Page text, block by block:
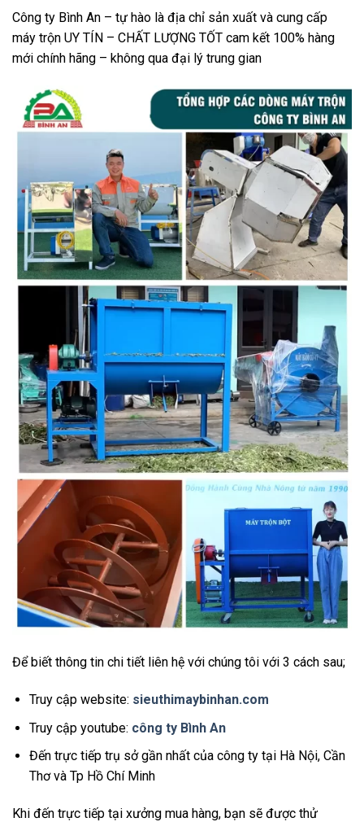
Công ty Bình An – tự hào là địa chỉ sản xuất và cung cấp
máy trộn UY TÍN – CHẤT LƯỢNG TỐT cam kết 100% hàng
mới chính hãng – không qua đại lý trung gian
Để biết thông tin chi tiết liên hệ với chúng tôi với 3 cách sau;
Truy cập website: sieuthimaybinhan.com
Truy cập youtube: công ty Bình An
Đến trực tiếp trụ sở gần nhất của công ty tại Hà Nội, Cần
Thơ và Tp Hồ Chí Minh
Khi đến trực tiếp tại xưởng mua hàng, bạn sẽ được thử